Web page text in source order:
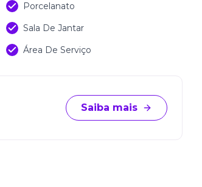
Porcelanato
Sala De Jantar
Área De Serviço
Saiba mais